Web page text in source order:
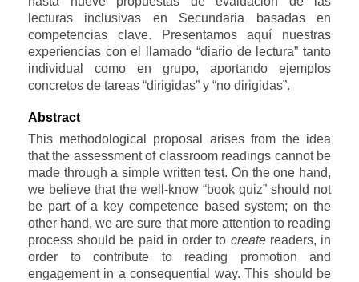
lecturas inclusivas en Secundaria basadas en
competencias clave. Presentamos aquí nuestras
experiencias con el llamado “diario de lectura” tanto
individual como en grupo, aportando ejemplos
concretos de tareas “dirigidas” y “no dirigidas”.
Abstract
This methodological proposal arises from the idea
that the assessment of classroom readings cannot be
made through a simple written test. On the one hand,
we believe that the well-know “book quiz” should not
be part of a key competence based system; on the
other hand, we are sure that more attention to reading
process should be paid in order to createreaders, in
order to contribute to reading promotion and
engagement in a consequential way. This should be